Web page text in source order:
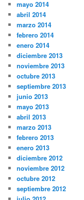
mayo 2014
abril 2014
marzo 2014
febrero 2014
enero 2014
diciembre 2013
noviembre 2013
octubre 2013
septiembre 2013
junio 2013
mayo 2013
abril 2013
marzo 2013
febrero 2013
enero 2013
diciembre 2012
noviembre 2012
octubre 2012
septiembre 2012